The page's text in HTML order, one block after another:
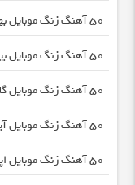
50 آهنگ زنگ موبایل بهترین های محرم
50 آهنگ زنگ موبایل بیکلام
50 آهنگ زنگ موبایل گلکسی
50 آهنگ زنگ موبایل آیفون 7
50 آهنگ زنگ موبایل اپل با فرمت mp3